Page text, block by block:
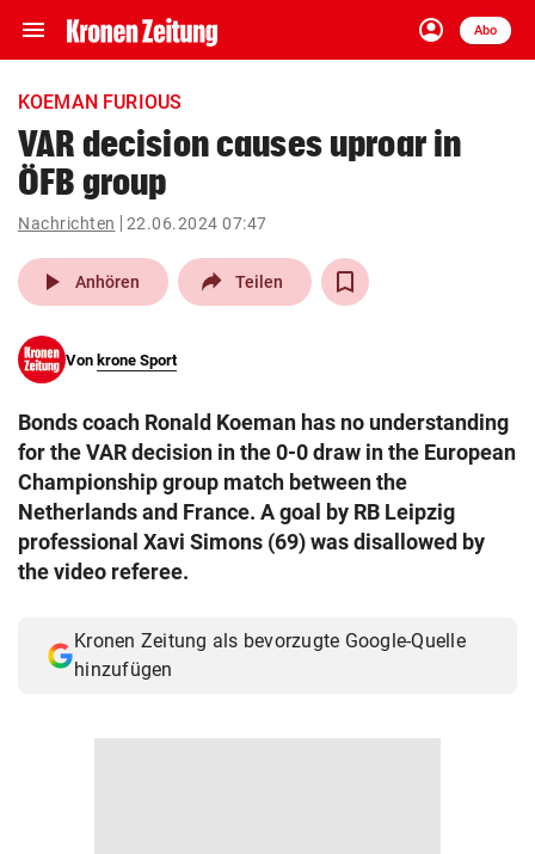
menu Navigation
ein-/ausklappen
account_circle
Anmelden
Abo
close Schließen
account_circle Anmelden
pin_drop
Wien arrow_right
search
eingeben
© Krone Multimedia GmbH & Co KG 2026
Muthgasse 2, 1190 Wien
KOEMAN FURIOUS
VAR decision causes uproar in
ÖFB group
Nachrichten 22.06.2024 07:47
play_arrow Anhören Teilen
Von krone Sport
Bonds coach Ronald Koeman has no understanding
for the VAR decision in the 0-0 draw in the European
Championship group match between the
Netherlands and France. A goal by RB Leipzig
professional Xavi Simons (69) was disallowed by
the video referee.
Kronen Zeitung als bevorzugte Google-Quelle
hinzufügen